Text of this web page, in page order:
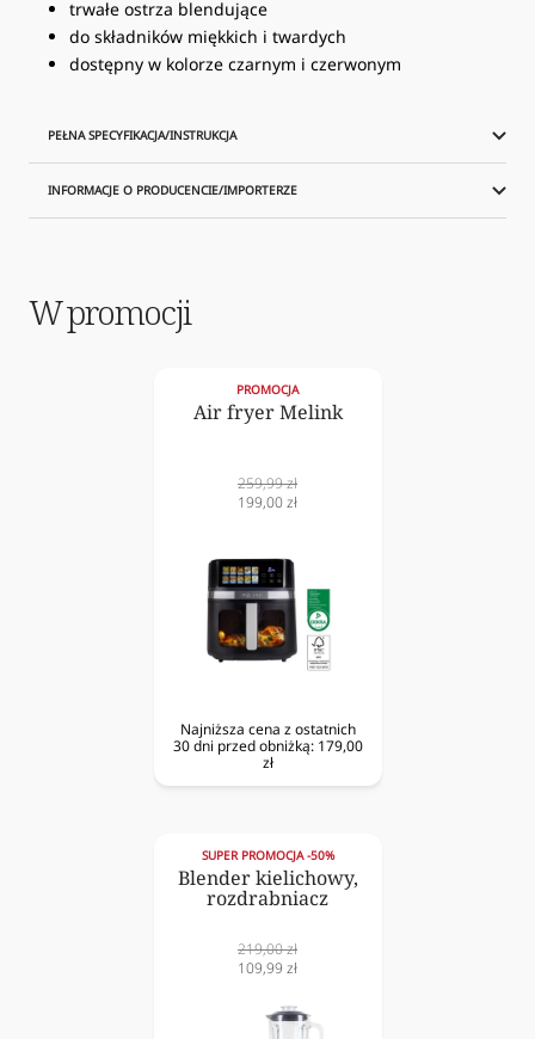
trwałe ostrza blendujące
do składników miękkich i twardych
dostępny w kolorze czarnym i czerwonym
PEŁNA SPECYFIKACJA/INSTRUKCJA
INFORMACJE O PRODUCENCIE/IMPORTERZE
W promocji
PROMOCJA
Air fryer Melink
Cena
normalna
259,99 zł
Cena
199,00 zł
Najniższa cena z ostatnich
30 dni przed obniżką: 179,00
zł
SUPER PROMOCJA -50%
Blender kielichowy,
rozdrabniacz
Cena
normalna
219,00 zł
Cena
109,99 zł